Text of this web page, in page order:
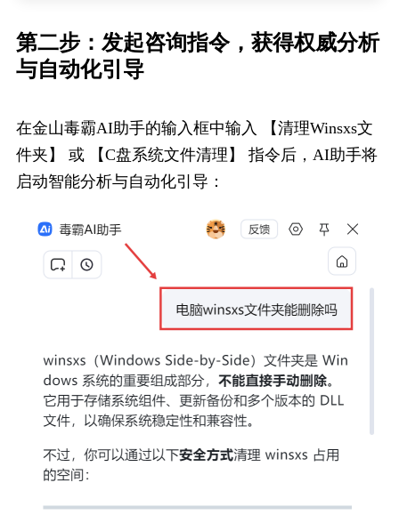
第二步：发起咨​询指令，获得权威分析
与自动化引导
在金山毒霸AI助手的输入框中输入 【清理Winsxs文
件夹】 或 【C盘系统文件清理】 指令后，AI助手将
启动智能分析与自动化引导：